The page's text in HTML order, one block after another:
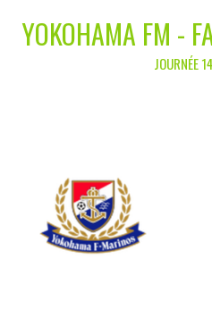
YOKOHAMA FM -
JOURNÉE